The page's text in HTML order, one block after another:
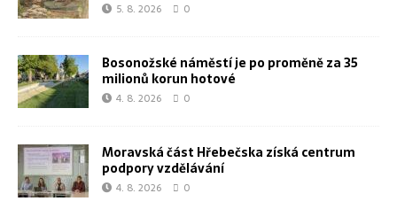
5. 8. 2026 0
Bosonožské náměstí je po proměně za 35
milionů korun hotové
4. 8. 2026 0
Moravská část Hřebečska získá centrum
podpory vzdělávání
4. 8. 2026 0